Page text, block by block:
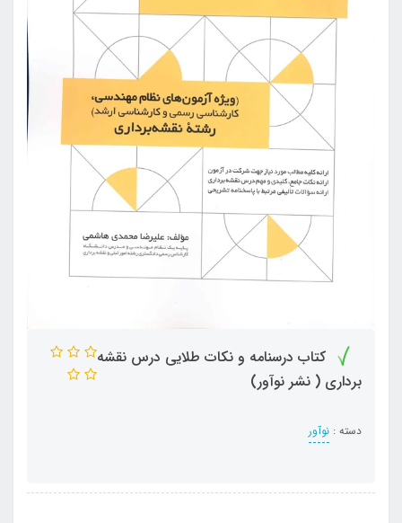
کتاب درسنامه و نکات طلایی درس نقشه
برداری ( نشر نوآور)
دسته : نوآور